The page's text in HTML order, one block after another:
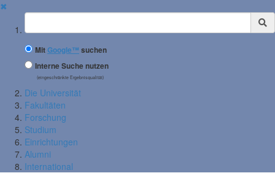
✖
Suchbegriff
MitGoogle™ suchen
Interne Suche nutzen
(eingeschränkte Ergebnisqualität)
Die Universität
Fakultäten
Forschung
Studium
Einrichtungen
Alumni
International